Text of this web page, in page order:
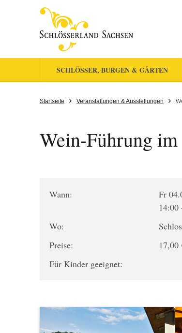
SCHLÖSSER, BURGEN & GÄRTEN
Startseite Veranstaltungen & Ausstellungen
Wein-Führung im
Wann:
Fr
Wo:
Preise:
17,00
Für Kinder geeignet: